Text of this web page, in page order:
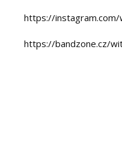
https://instagram.com/
https://bandzone.cz/